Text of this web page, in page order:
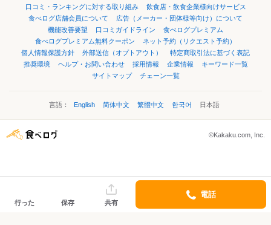
口コミ・ランキングに対する取り組み
飲食店・飲食企業様向けサービス
食べログ店舗会員について
広告（メーカー・団体様等向け）について
機能改善要望
口コミガイドライン
食べログプレミアム
食べログプレミアム無料クーポン
ネット予約（リクエスト予約）
個人情報保護方針
外部送信（オプトアウト）
特定商取引法に基づく表記
推奨環境
ヘルプ・お問い合わせ 採用情報 企業情報
キーワード一覧
サイトマップ
チェーン一覧
言語： English 简体中文 繁體中文 한국어 日本語
©Kakaku.com, Inc.
行った 保存 共有
電話